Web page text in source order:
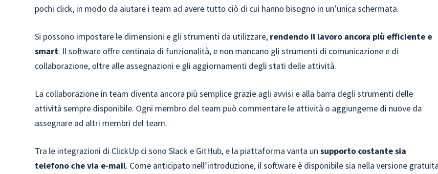
pochi click, in modo da aiutare i team ad avere tutto ciò di cui hanno bisogno in un’unica schermata.
Si possono impostare le dimensioni e gli strumenti da utilizzare, rendendo il lavoro ancora più efficiente e
smart. Il software offre centinaia di funzionalità, e non mancano gli strumenti di comunicazione e di
collaborazione, oltre alle assegnazioni e gli aggiornamenti degli stati delle attività.
La collaborazione in team diventa ancora più semplice grazie agli avvisi e alla barra degli strumenti delle
attività sempre disponibile. Ogni membro del team può commentare le attività o aggiungerne di nuove da
assegnare ad altri membri del team.
Tra le integrazioni di ClickUp ci sono Slack e GitHub, e la piattaforma vanta unsupporto costante sia
telefono che via e-mail. Come anticipato nell’introduzione, il software è disponibile sia nella versione gratuita